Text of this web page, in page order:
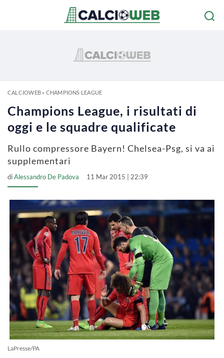
CALCIOWEB» CHAMPIONS LEAGUE
Champions League, i risultati di
oggi e le squadre qualificate
Rullo compressore Bayern! Chelsea-Psg, si va ai
supplementari
diAlessandro De Padova 11 Mar 2015 | 22:39
LaPresse/PA